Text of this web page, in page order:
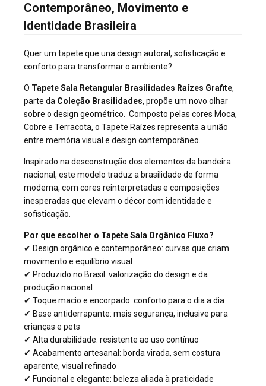
Contemporâneo, Movimento e
Identidade Brasileira
Quer um tapete que una design autoral, sofisticação e
conforto para transformar o ambiente?
O Tapete Sala Retangular Brasilidades Raízes Grafite,
parte da Coleção Brasilidades, propõe um novo olhar
sobre o design geométrico. Composto pelas cores Moca,
Cobre e Terracota, o Tapete Raízes representa a união
entre memória visual e design contemporâneo.
Inspirado na desconstrução dos elementos da bandeira
nacional, este modelo traduz a brasilidade de forma
moderna, com cores reinterpretadas e composições
inesperadas que elevam o décor com identidade e
sofisticação.
Por que escolher o Tapete Sala Orgânico Fluxo?
✔ Design orgânico e contemporâneo: curvas que criam
movimento e equilíbrio visual
✔ Produzido no Brasil: valorização do design e da
produção nacional
✔ Toque macio e encorpado: conforto para o dia a dia
✔ Base antiderrapante: mais segurança, inclusive para
crianças e pets
✔ Alta durabilidade: resistente ao uso contínuo
✔ Acabamento artesanal: borda virada, sem costura
aparente, visual refinado
✔ Funcional e elegante: beleza aliada à praticidade